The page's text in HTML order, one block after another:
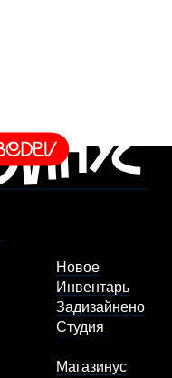
Новое
Инвентарь
Задизайнено
Студия
Магазинус